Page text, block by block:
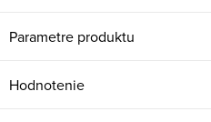
Parametre produktu
Hodnotenie